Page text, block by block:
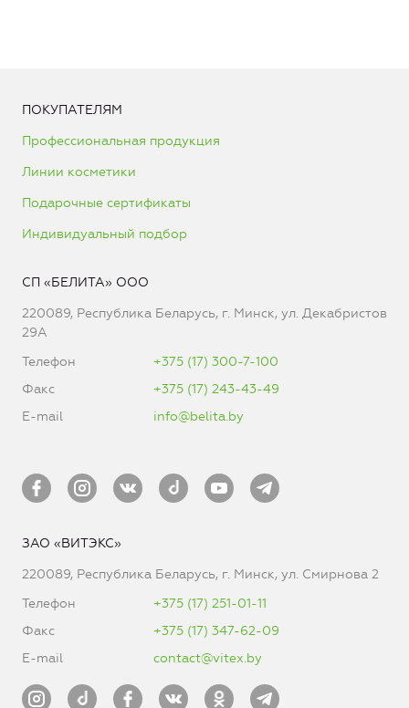
ПОКУПАТЕЛЯМ
Профессиональная продукция
Линии косметики
Подарочные сертификаты
Индивидуальный подбор
СП «БЕЛИТА» ООО
220089, Республика Беларусь, г. Минск, ул. Декабристов
29А
Телефон
+375 (17) 300-7-100
Факс
+375 (17) 243-43-49
E-mail
info@belita.by
ЗАО «ВИТЭКС»
220089, Республика Беларусь, г. Минск, ул. Смирнова 2
Телефон
+375 (17) 251-01-11
Факс
+375 (17) 347-62-09
E-mail
contact@vitex.by